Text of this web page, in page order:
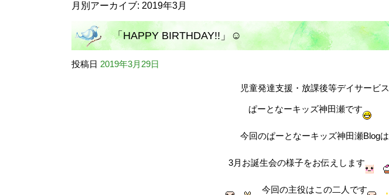
月別アーカイブ: 2019年3月
「HAPPY BIRTHDAY!!」☺
投稿日 2019年3月29日
児童発達支援・放課後等デイサービス
ぱーとなーキッズ神田瀬です
今回のぱーとなーキッズ神田瀬Blogは
3月お誕生会の様子をお伝えします
今回の主役はこの二人です